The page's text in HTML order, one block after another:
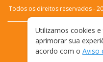
Todos os direitos reservados -
FALE
TERMOS E
Utilizamos cookies
aprimorar sua
acordo com o Aviso